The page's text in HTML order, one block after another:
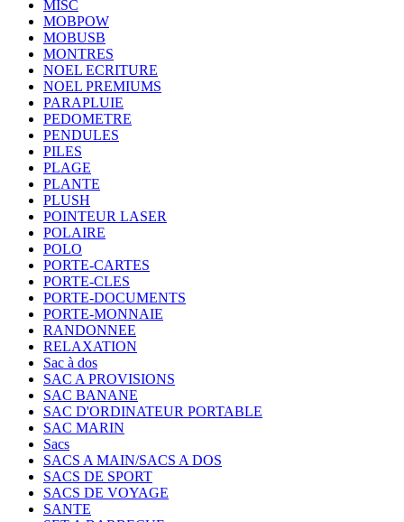
MISC
MOBPOW
MOBUSB
MONTRES
NOEL ECRITURE
NOEL PREMIUMS
PARAPLUIE
PEDOMETRE
PENDULES
PILES
PLAGE
PLANTE
PLUSH
POINTEUR LASER
POLAIRE
POLO
PORTE-CARTES
PORTE-CLES
PORTE-DOCUMENTS
PORTE-MONNAIE
RANDONNEE
RELAXATION
Sac à dos
SAC A PROVISIONS
SAC BANANE
SAC D'ORDINATEUR PORTABLE
SAC MARIN
Sacs
SACS A MAIN/SACS A DOS
SACS DE SPORT
SACS DE VOYAGE
SANTE